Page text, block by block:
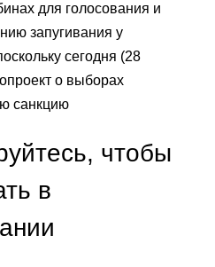
для голосования и
запугивания у
сегодня (28
о выборах
санкцию
чтобы
в